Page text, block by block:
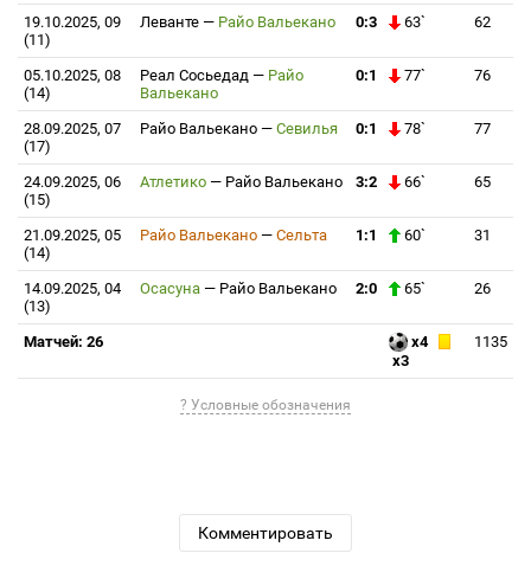
19.10.2025, 09
(11)
Леванте — Райо Вальекано 0:3 63` 62
05.10.2025, 08
(14)
Реал Сосьедад — Райо
Вальекано
0:1 77` 76
28.09.2025, 07
(17)
Райо Вальекано — Севилья 0:1 78` 77
24.09.2025, 06
(15)
Атлетико — Райо Вальекано 3:2 66` 65
21.09.2025, 05
(14)
Райо Вальекано — Сельта 1:1 60` 31
14.09.2025, 04
(13)
Осасуна — Райо Вальекано 2:0 65` 26
Матчей: 26
x4
x3
1135
? Условные обозначения
Комментировать